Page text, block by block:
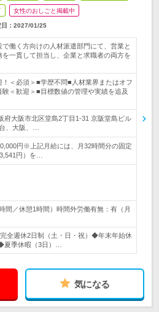
女性のおしごと掲載中
： 2027/01/25
働く方向けの人材派遣部門にて、営業と
を一貫して担当し、企業と求職者の両方を
！＜必須＞■学歴不問■人材業界またはオフ
験＜歓迎＞■目標数値の管理や実績を追及
府大阪市北区堂島2丁目1-31 京阪堂島ビル
、大阪、…
円※上記月給には、月32時間分の固定
円）を…
間／休憩1時間）時間外労働有無：有（月
全週休2日制（土・日・祝）◆年末年始休
季休暇（3日）…
気になる